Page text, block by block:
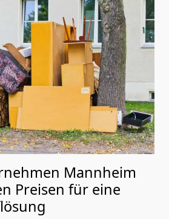
Mannheim
Preisen für eine